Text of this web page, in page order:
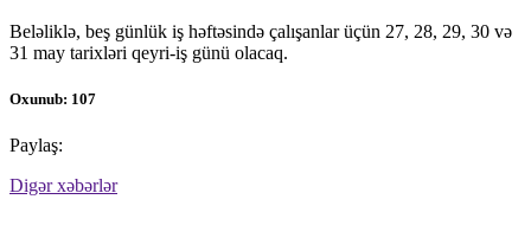
Beləliklə, beş günlük iş həftəsində çalışanlar üçün 27, 28, 29, 30 və
31 may tarixləri qeyri-iş günü olacaq.
Oxunub: 107
Paylaş:
Digər xəbərlər